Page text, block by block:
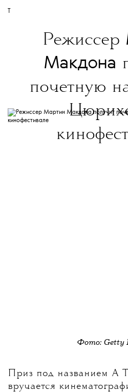
T
Режиссер
Макдона
почетную
Фото: Getty
Приз под названием A
вручается